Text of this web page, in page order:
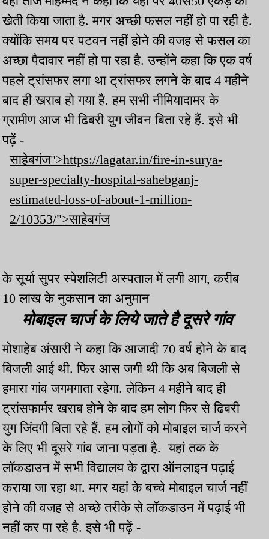
खेती किया जाता है. मगर अच्छी फसल नहीं हो पा रही है.
क्योंकि समय पर पटवन नहीं होने की वजह से फसल का
अच्छा पैदावार नहीं हो पा रहा है. उन्होंने कहा कि एक वर्ष
पहले ट्रांसफर लगा था ट्रांसफर लगने के बाद 4 महीने
बाद ही खराब हो गया है. हम सभी नीमियादामर के
ग्रामीण आज भी ढिबरी युग जीवन बिता रहे हैं. इसे भी
पढ़ें -
साहेबगंज">https://lagatar.in/fire-in-surya-
super-specialty-hospital-sahebganj-
estimated-loss-of-about-1-million-
2/10353/">साहेबगंज
के सूर्या सुपर स्पेशलिटी अस्पताल में लगी आग, करीब
10 लाख के नुकसान का अनुमान
मोबाइल चार्ज के लिये जाते है दूसरे गांव
मोशाहेब अंसारी ने कहा कि आजादी 70 वर्ष होने के बाद
बिजली आई थी. फिर आस जगी थी कि अब बिजली से
हमारा गांव जगमगाता रहेगा. लेकिन 4 महीने बाद ही
ट्रांसफार्मर खराब होने के बाद हम लोग फिर से ढिबरी
युग जिंदगी बिता रहे हैं. हम लोगों को मोबाइल चार्ज करने
के लिए भी दूसरे गांव जाना पड़ता है. यहां तक के
लॉकडाउन में सभी विद्यालय के द्वारा ऑनलाइन पढ़ाई
कराया जा रहा था. मगर यहां के बच्चे मोबाइल चार्ज नहीं
होने की वजह से अच्छे तरीके से लॉकडाउन में पढ़ाई भी
नहीं कर पा रहे है. इसे भी पढ़ें -